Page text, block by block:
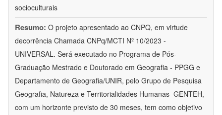
socioculturais
Resumo: O projeto apresentado ao CNPQ, em virtude
decorrência Chamada CNPq/MCTI Nº 10/2023 -
UNIVERSAL. Será executado no Programa de Pós-
Graduação Mestrado e Doutorado em Geografia - PPGG e
Departamento de Geografia/UNIR, pelo Grupo de Pesquisa
Geografia, Natureza e Territorialidades Humanas  GENTEH,
com um horizonte previsto de 30 meses, tem como objetivo